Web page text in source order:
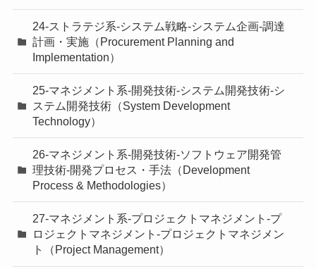
24-ストラテジ系-システム戦略-システム企画-調達
計画・実施（Procurement Planning and
Implementation）
25-マネジメント系-開発技術-システム開発技術-シ
ステム開発技術（System Development
Technology）
26-マネジメント系-開発技術-ソフトウェア開発管
理技術-開発プロセス・手法（Development
Process & Methodologies）
27-マネジメント系-プロジェクトマネジメント-プ
ロジェクトマネジメント-プロジェクトマネジメン
ト（Project Management）